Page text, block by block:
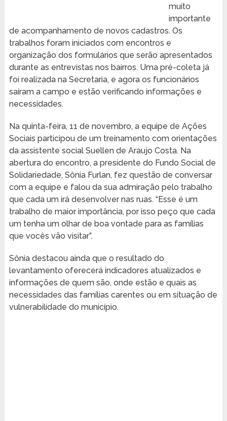
muito
importante
de acompanhamento de novos cadastros. Os
trabalhos foram iniciados com encontros e
organização dos formulários que serão apresentados
durante as entrevistas nos bairros. Uma pré-coleta já
foi realizada na Secretaria, e agora os funcionários
saíram a campo e estão verificando informações e
necessidades.
Na quinta-feira, 11 de novembro, a equipe de Ações
Sociais participou de um treinamento com orientações
da assistente social Suellen de Araujo Costa. Na
abertura do encontro, a presidente do Fundo Social de
Solidariedade, Sônia Furlan, fez questão de conversar
com a equipe e falou da sua admiração pelo trabalho
que cada um irá desenvolver nas ruas. “Esse é um
trabalho de maior importância, por isso peço que cada
um tenha um olhar de boa vontade para as famílias
que vocês vão visitar”.
Sônia destacou ainda que o resultado do
levantamento oferecerá indicadores atualizados e
informações de quem são, onde estão e quais as
necessidades das famílias carentes ou em situação de
vulnerabilidade do município.